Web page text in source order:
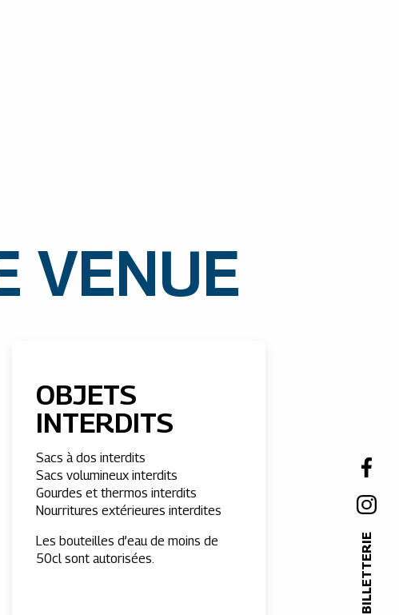
BILLETTERIE
VENUE
OBJETS
INTERDITS
Sacs à dos interdits
Sacs volumineux interdits
Gourdes et thermos interdits
Nourritures extérieures interdites
Les bouteilles d’eau de moins de
50cl sont autorisées.